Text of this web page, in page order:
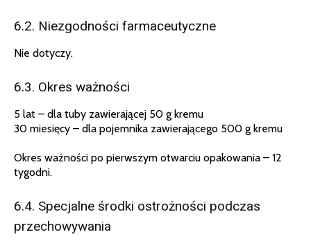
6.2. Niezgodności farmaceutyczne
Nie dotyczy.
6.3. Okres ważności
5 lat – dla tuby zawierającej 50 g kremu
30 miesięcy – dla pojemnika zawierającego 500 g kremu
Okres ważności po pierwszym otwarciu opakowania – 12
tygodni.
6.4. Specjalne środki ostrożności podczas
przechowywania